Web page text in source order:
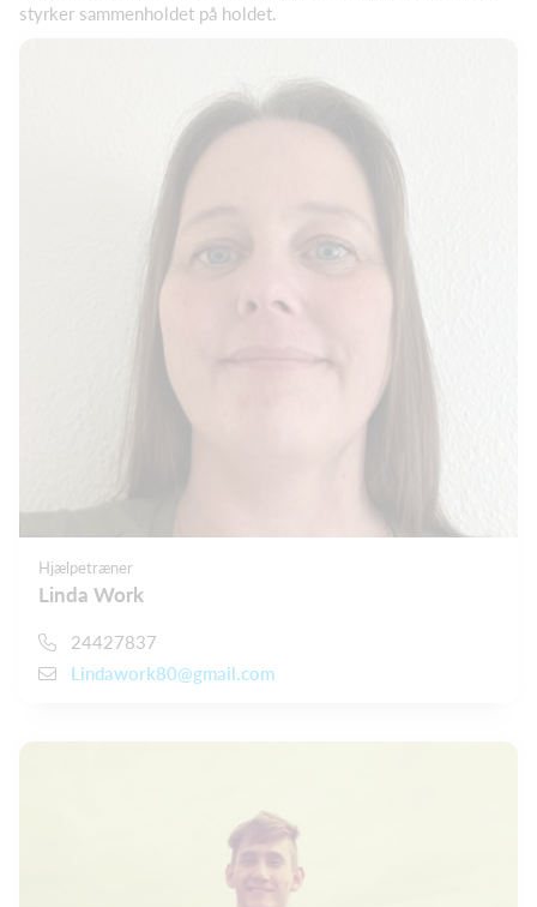
styrker sammenholdet på holdet.
Hjælpetræner
Linda Work
24427837
Lindawork80@gmail.com